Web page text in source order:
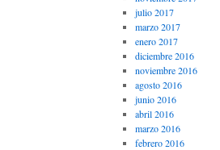
julio 2017
marzo 2017
enero 2017
diciembre 2016
noviembre 2016
agosto 2016
junio 2016
abril 2016
marzo 2016
febrero 2016